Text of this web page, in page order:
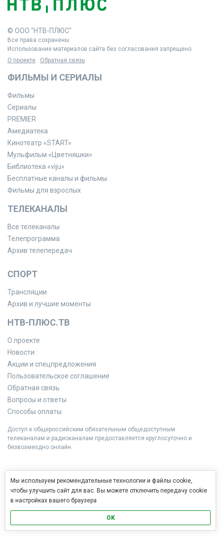
© ООО "НТВ-ПЛЮС"
Все права сохранены.
Использование материалов сайта без согласования запрещено.
О проекте
Обратная связь
ФИЛЬМЫ И СЕРИАЛЫ
Фильмы
Сериалы
PREMIER
Амедиатека
Кинотеатр «START»
Мульфильм «Цветняшки»
Библиотека «viju»
Бесплатные каналы и фильмы
Фильмы для взрослых
ТЕЛЕКАНАЛЫ
Все телеканалы
Телепрограмма
Архив телепередач
СПОРТ
Трансляции
Архив и лучшие моменты
НТВ-ПЛЮС.ТВ
О проекте
Новости
Акции и спецпредложения
Пользовательское соглашение
Обратная связь
Вопросы и ответы
Способы оплаты
Доступ к общероссийским обязательным общедоступным
телеканалам и радиоканалам предоставляется круглосуточно и
безвозмездно онлайн.
Мы используем рекомендательные технологии и файлы cookie,
чтобы улучшить сайт для вас. Вы можете отключить передачу cookie
в настройках вашего браузера
OK